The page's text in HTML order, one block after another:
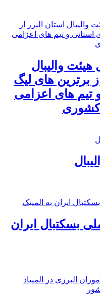
والیبال
برترین های لیگ
تیم های اعزامی
کشوری
بسکتبال ایران